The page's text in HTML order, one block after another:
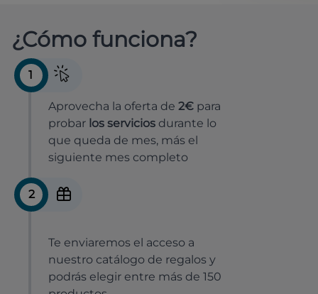
¿Cómo funciona?
1
Aprovecha la oferta de 2€ para
probar los servicios durante lo
que queda de mes, más el
siguiente mes completo
2
Te enviaremos el acceso a
nuestro catálogo de regalos y
podrás elegir entre más de 150